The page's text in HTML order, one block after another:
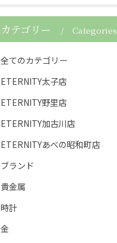
カテゴリー Categories
全てのカテゴリー
ETERNITY太子店
ETERNITY野里店
ETERNITY加古川店
ETERNITYあべの昭和町店
ブランド
貴金属
時計
金